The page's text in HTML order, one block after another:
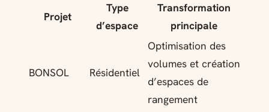
Projet
Type
d’espace
Transformation
principale
BONSOL Résidentiel
Optimisation des
volumes et création
d’espaces de
rangement